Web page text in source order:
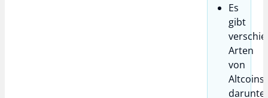
Es
gibt
Arten
von
Altcoins,